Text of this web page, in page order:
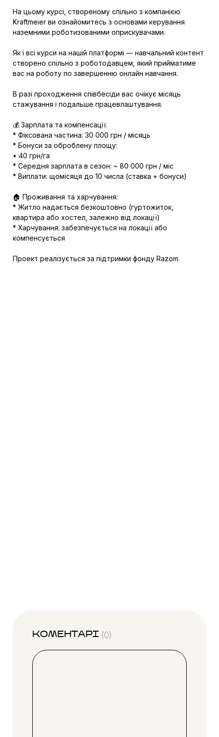
На цьому курсі, створеному спільно з компанією
Kraftmeier ви ознайомитесь з основами керування
наземними роботизованими оприскувачами.
Як і всі курси на нашій платформі — навчальний контент
створено спільно з роботодавцем, який прийматиме
вас на роботу по завершенню онлайн навчання.
В разі проходження співбесіди вас очікує місяць
стажування і подальше працевлаштування.
💰 Зарплата та компенсації:
* Фіксована частина: 30 000 грн / місяць
* Бонуси за оброблену площу:
• 40 грн/га
* Середня зарплата в сезон: ~ 80 000 грн / міс
* Виплати: щомісяця до 10 числа (ставка + бонуси)
🏠 Проживання та харчування:
* Житло надається безкоштовно (гуртожиток,
квартира або хостел, залежно від локації)
* Харчування: забезпечується на локації або
компенсується
Проект реалізується за підтримки фонду Razom
КОМЕНТАРІ (0)